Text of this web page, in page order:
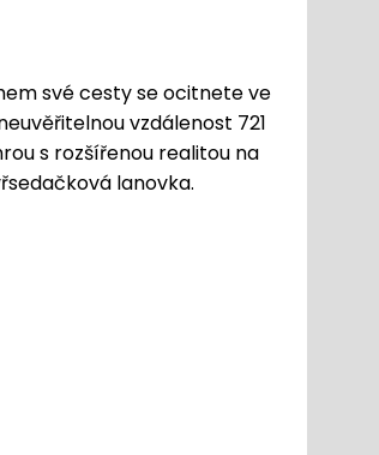
své cesty se ocitnete ve
vzdálenost 721
s rozšířenou realitou na
lanovka.